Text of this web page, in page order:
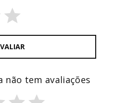
não tem avaliações